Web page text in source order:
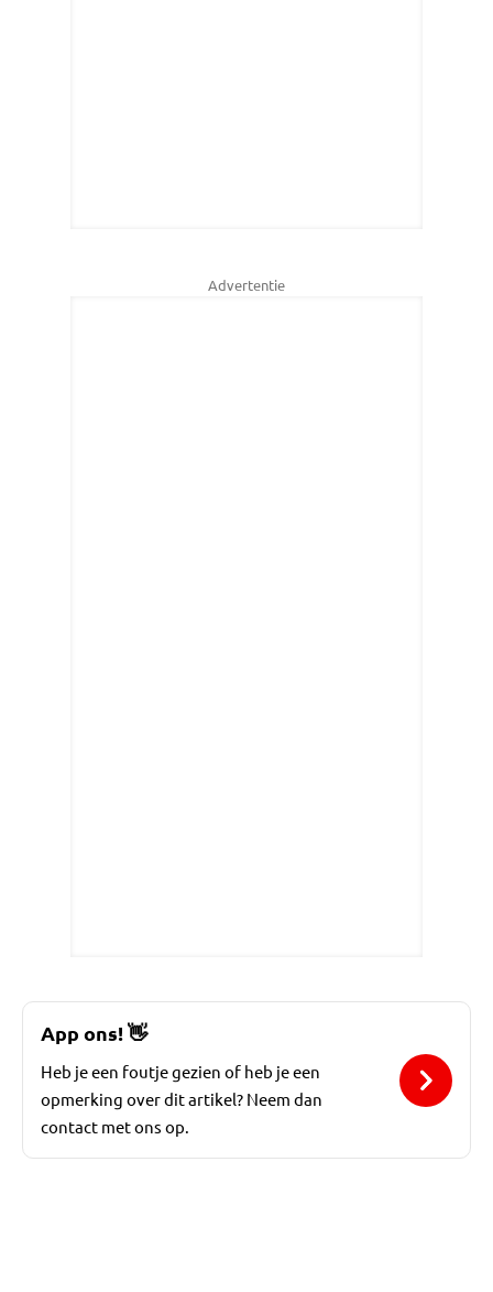
Advertentie
App ons!👋
Heb je een foutje gezien of heb je een
opmerking over dit artikel? Neem dan
contact met ons op.